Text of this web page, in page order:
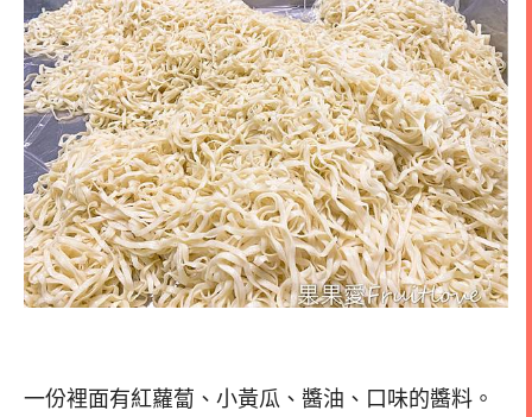
一份裡面有紅蘿蔔、小黃瓜、醬油、口味的醬料。